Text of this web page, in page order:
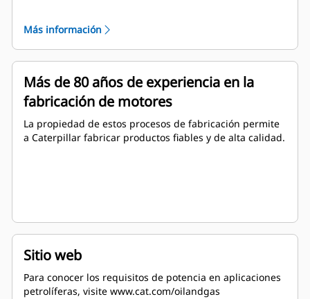
Más información
Más de 80 años de experiencia en la
fabricación de motores
La propiedad de estos procesos de fabricación permite
a Caterpillar fabricar productos fiables y de alta calidad.
Sitio web
Para conocer los requisitos de potencia en aplicaciones
petrolíferas, visite www.cat.com/oilandgas